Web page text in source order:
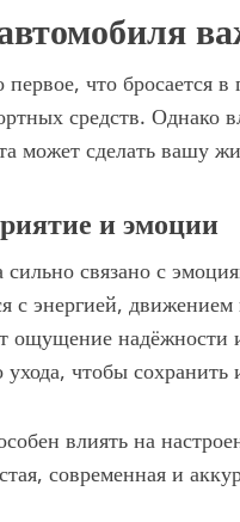
что бросается
средств. Однако
может сделать вашу
и эмоции
сильно связано с
с энергией,
ощущение надёжности
ухода, чтобы
влиять на
современная и